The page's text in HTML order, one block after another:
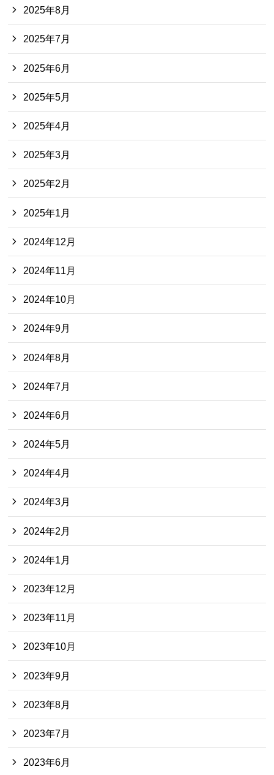
2025年8月
2025年7月
2025年6月
2025年5月
2025年4月
2025年3月
2025年2月
2025年1月
2024年12月
2024年11月
2024年10月
2024年9月
2024年8月
2024年7月
2024年6月
2024年5月
2024年4月
2024年3月
2024年2月
2024年1月
2023年12月
2023年11月
2023年10月
2023年9月
2023年8月
2023年7月
2023年6月